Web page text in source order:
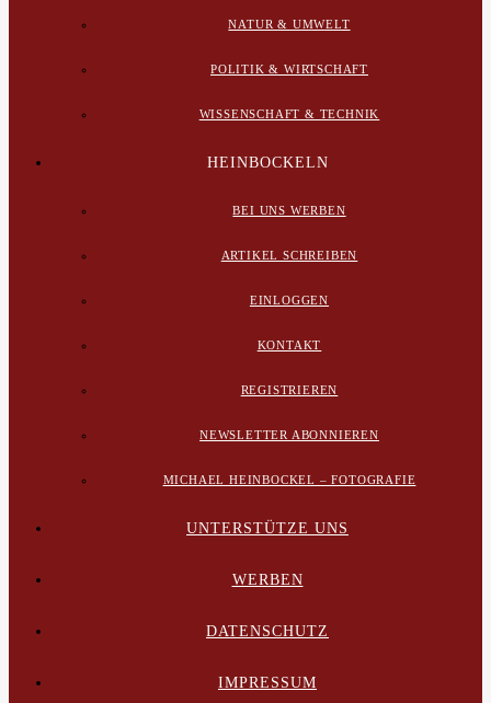
NATUR & UMWELT
POLITIK & WIRTSCHAFT
WISSENSCHAFT & TECHNIK
HEINBOCKELN
BEI UNS WERBEN
ARTIKEL SCHREIBEN
EINLOGGEN
KONTAKT
REGISTRIEREN
NEWSLETTER ABONNIEREN
MICHAEL HEINBOCKEL – FOTOGRAFIE
UNTERSTÜTZE UNS
WERBEN
DATENSCHUTZ
IMPRESSUM